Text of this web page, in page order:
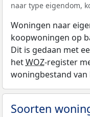
naar type eigendom,
Woningen naar
koopwoningen op
Dit is gedaan met
hetWOZ-register
woningbestand van
Soorten